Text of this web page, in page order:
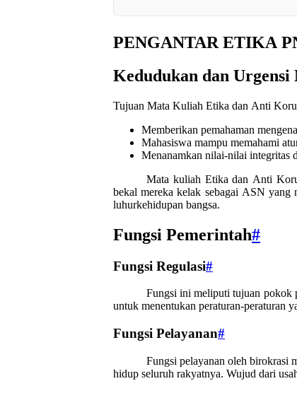
PENGANTAR ETIKA
Kedudukan dan
Tujuan Mata Kuliah Etika dan Anti
Memberikan pemahaman
Mahasiswa mampu memahami
Menanamkan nilai-nilai integritas
Mata kuliah Etika dan Anti
bekal mereka kelak sebagai ASN yang
luhurkehidupan bangsa.
Fungsi Pemerintah#
Fungsi Regulasi#
Fungsi ini meliputi tujuan pokok
untuk menentukan peraturan-peraturan
Fungsi Pelayanan#
Fungsi pelayanan oleh birokrasi
hidup seluruh rakyatnya. Wujud dari